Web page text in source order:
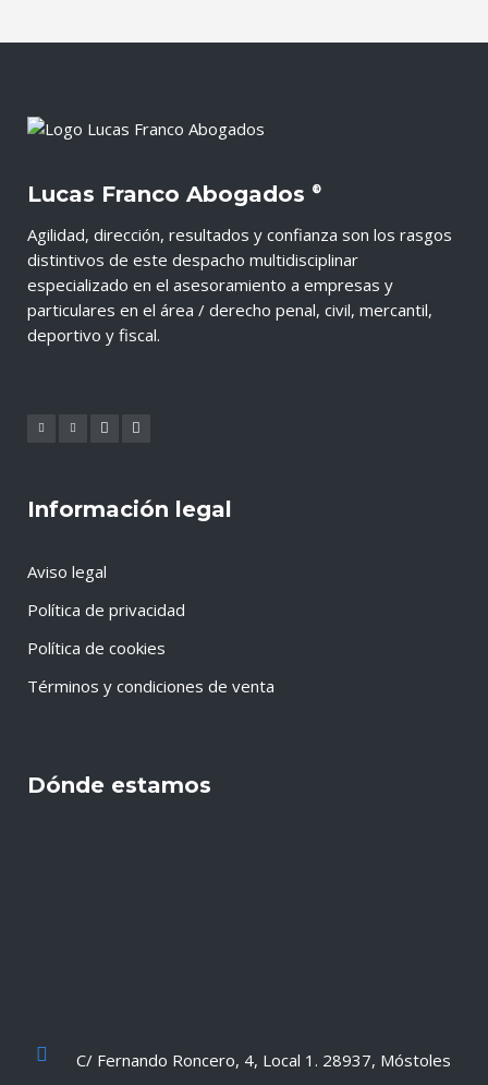
Lucas Franco Abogados ®
Agilidad, dirección, resultados y confianza son los rasgos
distintivos de este despacho multidisciplinar
especializado en el asesoramiento a empresas y
particulares en el área / derecho penal, civil, mercantil,
deportivo y fiscal.
Información legal
Aviso legal
Política de privacidad
Política de cookies
Términos y condiciones de venta
Dónde estamos
C/ Fernando Roncero, 4, Local 1. 28937, Móstoles